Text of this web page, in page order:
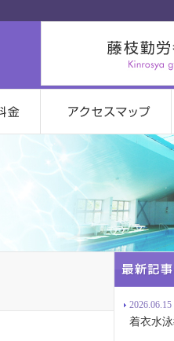
2026.06.15
着衣水